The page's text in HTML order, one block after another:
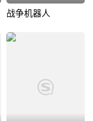
战争机器人